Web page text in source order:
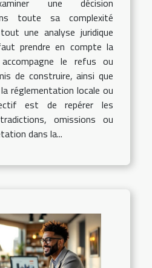
une décision
toute sa complexité
une analyse juridique
prendre en compte la
le refus ou
de construire, ainsi que
réglementation locale ou
est de repérer les
omissions ou
dans la...